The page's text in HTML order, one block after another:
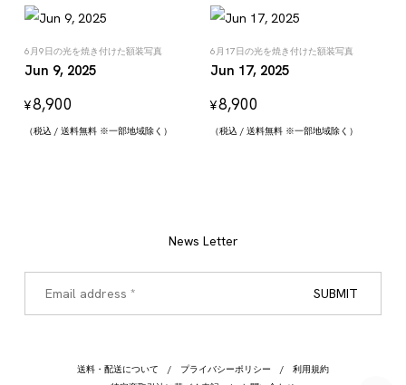
6月9日の光を焼き付けた額装写真
Jun 9, 2025
¥8,900
（税込 / 送料無料 ※一部地域除く）
6月17日の光を焼き付けた額装写真
Jun 17, 2025
¥8,900
（税込 / 送料無料 ※一部地域除く）
News Letter
送料・配送について プライバシーポリシー
利用規約